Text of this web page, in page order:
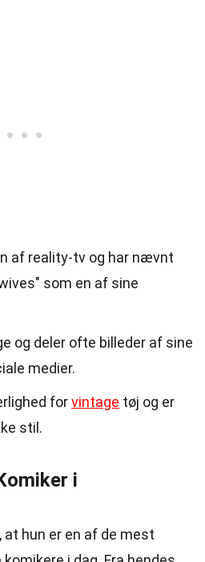
af reality-tv og har nævnt
som en af sine
og deler ofte billeder af sine
medier.
forvintage tøj og er
stil.
i
hun er en af de mest